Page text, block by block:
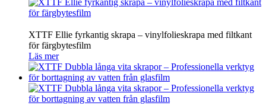
XTTF Ellie fyrkantig skrapa – vinylfolieskrapa med filtkant
för färgbytesfilm
Läs mer